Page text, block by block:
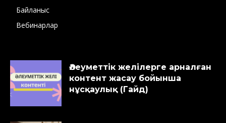
Байланыс
Вебинарлар
Әлеуметтік желілерге арналған
контент жасау бойынша
нұсқаулық (Гайд)